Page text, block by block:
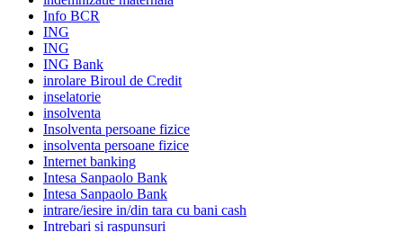
Info BCR
ING
ING
ING Bank
inrolare Biroul de Credit
inselatorie
insolventa
Insolventa persoane fizice
insolventa persoane fizice
Internet banking
Intesa Sanpaolo Bank
Intesa Sanpaolo Bank
intrare/iesire in/din tara cu bani cash
Intrebari si raspunsuri